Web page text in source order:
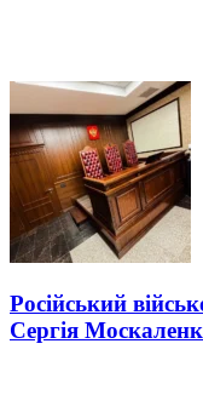
Російський
Сергія